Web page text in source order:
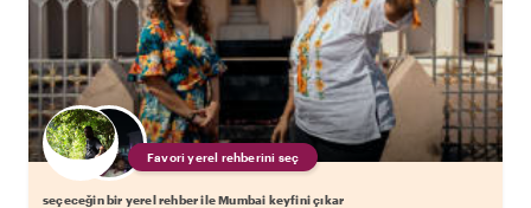
Favori yerel rehberini seç
seçeceğin bir yerel rehber ile Mumbai keyfini çıkar